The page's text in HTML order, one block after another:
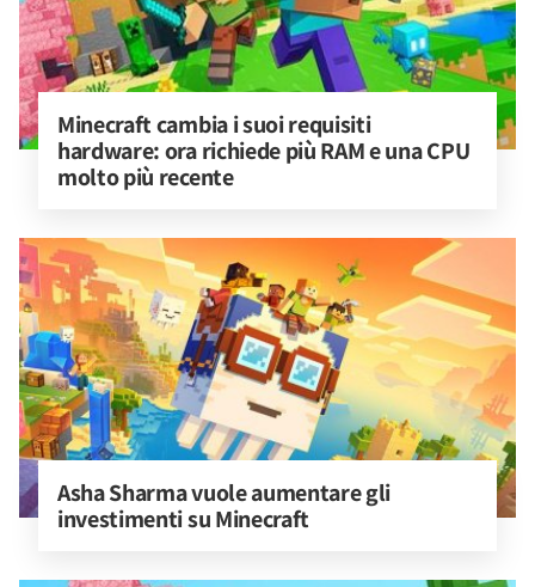
Minecraft cambia i suoi requisiti
hardware: ora richiede più RAM e una CPU
molto più recente
Asha Sharma vuole aumentare gli
investimenti su Minecraft